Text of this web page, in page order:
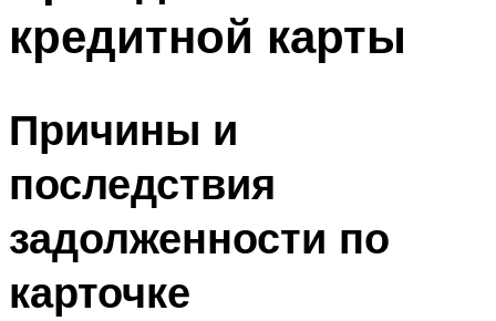
кредитной карты
Причины и
последствия
задолженности по
карточке